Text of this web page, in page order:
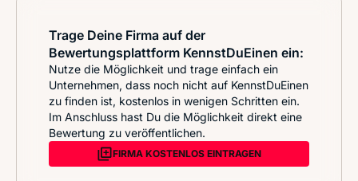
Trage Deine Firma auf der
Bewertungsplattform KennstDuEinen ein:
Nutze die Möglichkeit und trage einfach ein
Unternehmen, dass noch nicht auf KennstDuEinen
zu finden ist, kostenlos in wenigen Schritten ein.
Im Anschluss hast Du die Möglichkeit direkt eine
Bewertung zu veröffentlichen.
FIRMA KOSTENLOS EINTRAGEN